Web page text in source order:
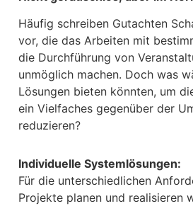
Häufig schreiben Gutachten
vor, die das Arbeiten mit
die Durchführung von
unmöglich machen. Doch was
Lösungen bieten könnten, um
ein Vielfaches gegenüber der
reduzieren?
Individuelle Systemlösungen:
Für die unterschiedlichen
Projekte planen und realisieren